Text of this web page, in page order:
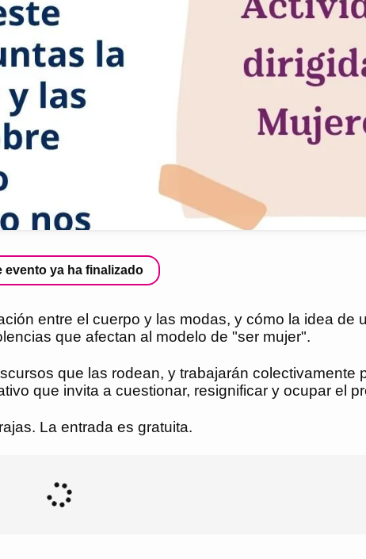
evento ya ha finalizado
entre el cuerpo y las modas, y cómo la idea de
que afectan al modelo de "ser mujer".
que las rodean, y trabajarán colectivamente
que invita a cuestionar, resignificar y ocupar el
La entrada es gratuita.